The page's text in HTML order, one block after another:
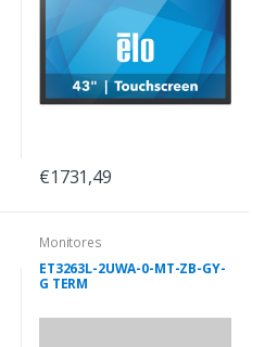
€1731,49
Monitores
ET3263L-2UWA-0-MT-ZB-GY-
G TERM